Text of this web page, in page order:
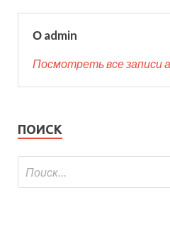
О admin
Посмотреть все записи
ПОИСК